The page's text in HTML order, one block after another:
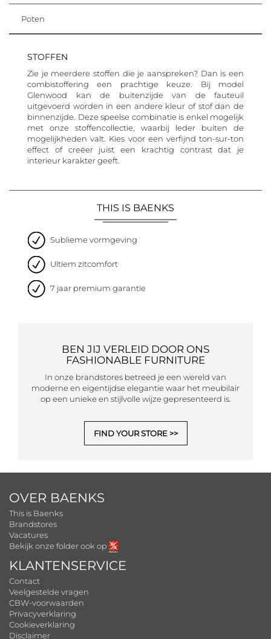
Poten
STOFFEN
Zie je meerdere stoffen die je aanspreken? Dan is een
combistoffering een prachtige keuze. Bij model
Glenwood kan de buitenzijde van de fauteuil
uitgevoerd worden in een andere kleur of stof dan de
binnenzijde. Deze speelse combinatie is enkel mogelijk
met onze stoffencollectie, waarbij leder buiten de
mogelijkheden valt. Kies voor een verfijnd ton-sur-ton
effect of creëer juist een krachtig contrast dat je
interieur karakter geeft.
THIS IS BAENKS
Sublieme vormgeving
Ultiem zitcomfort
7 jaar premium garantie
BEN JIJ VERLEID DOOR ONS
FASHIONABLE FURNITURE
In onze brandstores betreed je een wereld van
moderne en eigentijdse elegantie waar het meubilair
op een unieke en stijlvolle wijze gepresenteerd is.
FIND YOUR STORE
OVER BAENKS
This is Baenks
Brandstores
Vacatures
Bekijk onze folder ook op
KLANTENSERVICE
Contact
Veelgestelde vragen
CBW-voorwaarden
Privacyverklaring
Cookieverklaring
Disclaimer